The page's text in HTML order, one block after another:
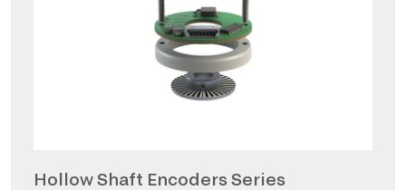
Hollow Shaft Encoders Series